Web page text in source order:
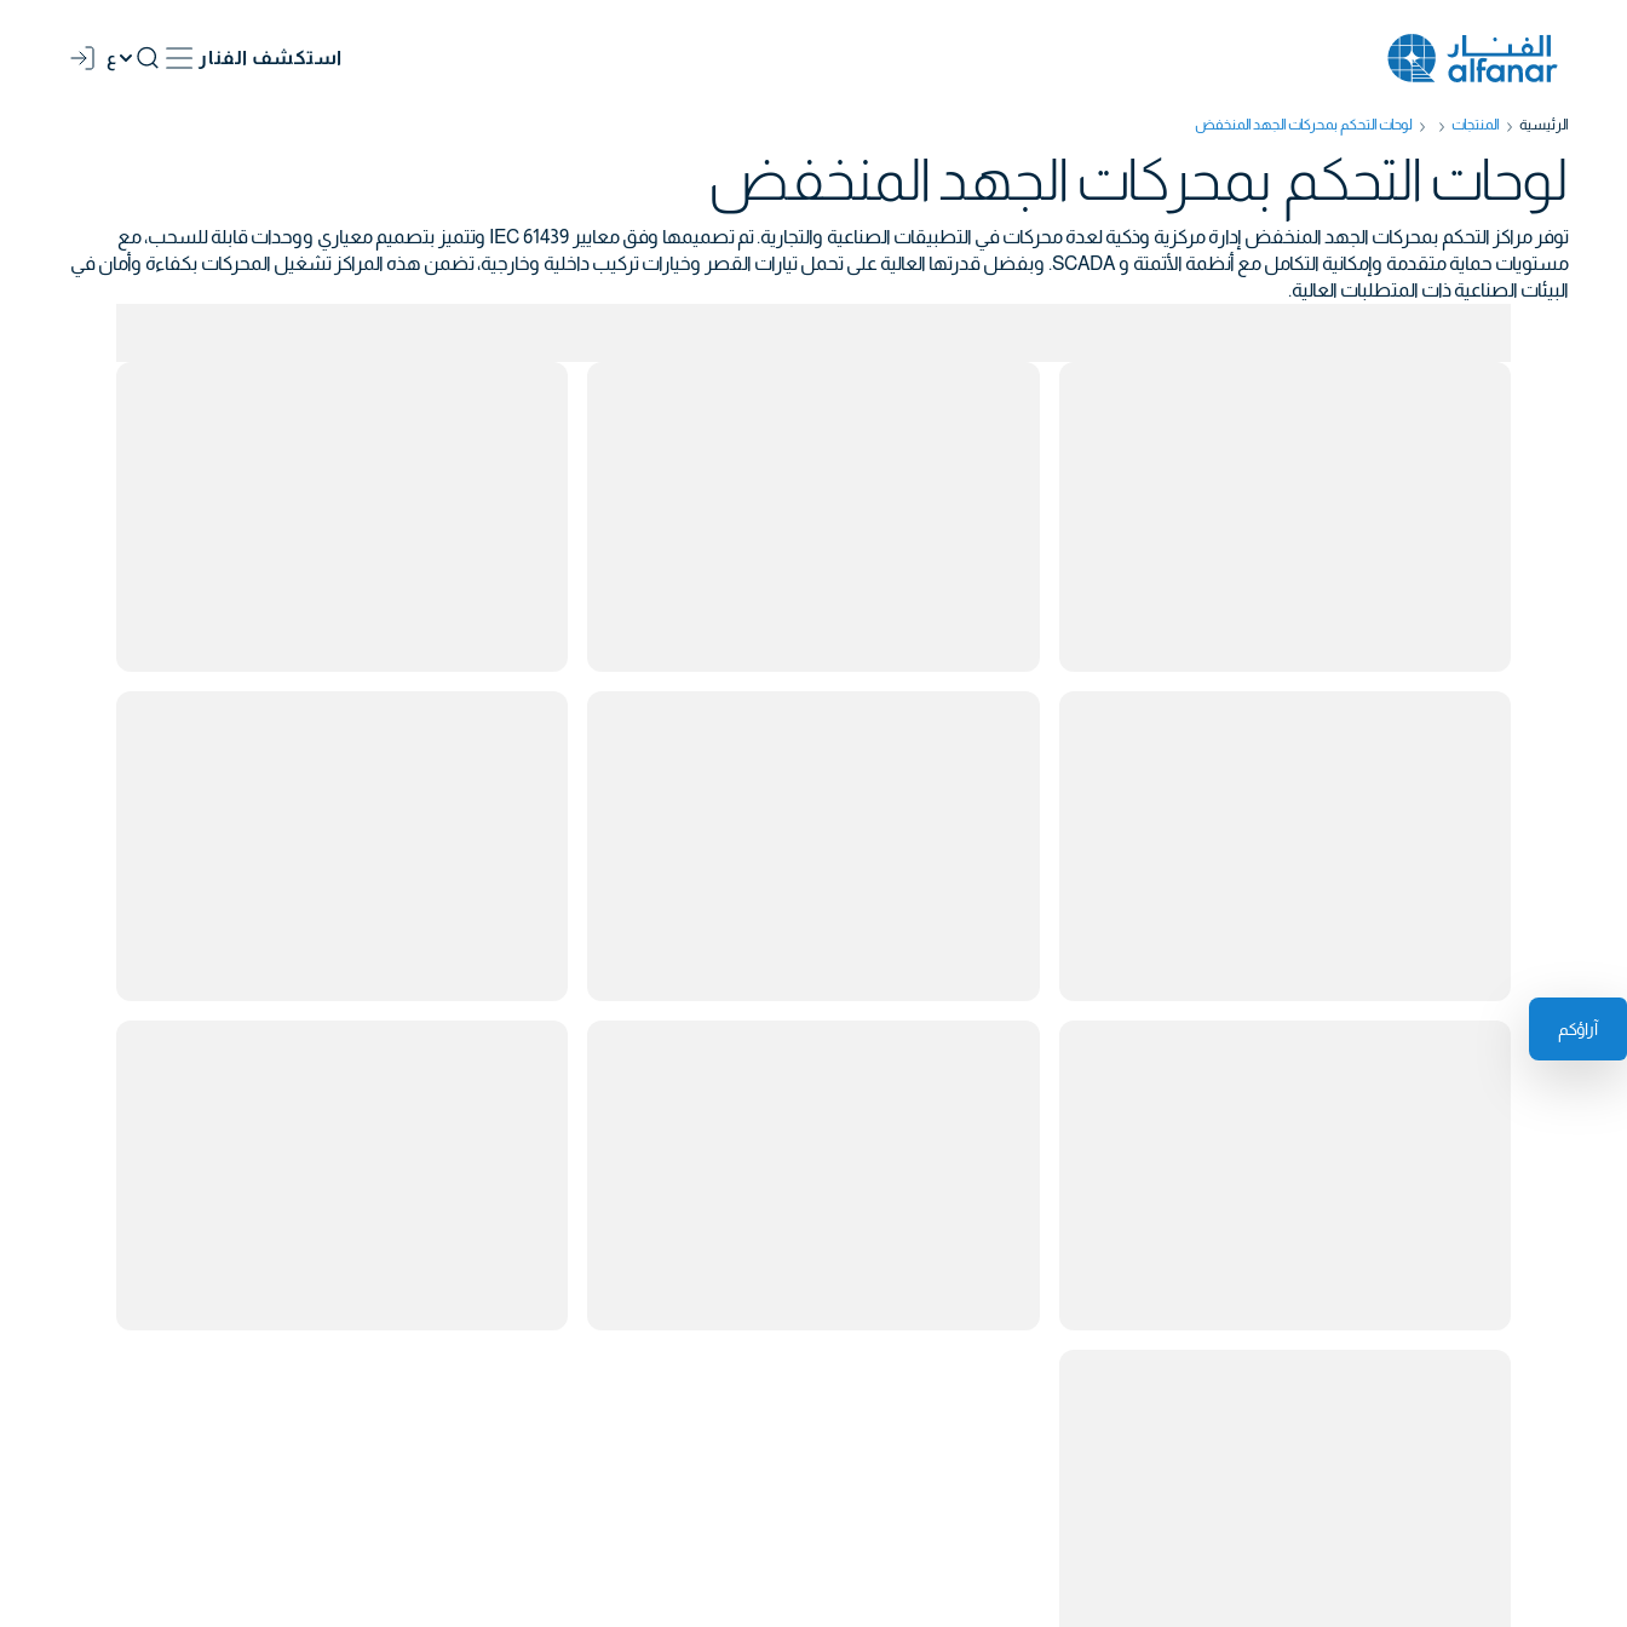
آراؤكم
استكشف الفنار ع
الرئيسية المنتجات لوحات التحكم بمحركات الجهد المنخفض
لوحات التحكم بمحركات الجهد المنخفض
توفر مراكز التحكم بمحركات الجهد المنخفض إدارة مركزية وذكية لعدة محركات في التطبيقات الصناعية والتجارية. تم تصميمها وفق معايير IEC 61439 وتتميز بتصميم معياري ووحدات قابلة للسحب، مع
مستويات حماية متقدمة وإمكانية التكامل مع أنظمة الأتمتة و SCADA. وبفضل قدرتها العالية على تحمل تيارات القصر وخيارات تركيب داخلية وخارجية، تضمن هذه المراكز تشغيل المحركات بكفاءة وأمان في
البيئات الصناعية ذات المتطلبات العالية.